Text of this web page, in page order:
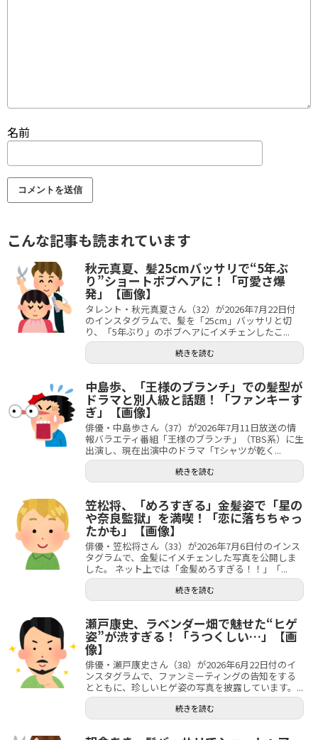
名前
こんな記事も読まれています
秋元真夏、髪25cmバッサリで“5年ぶ
り”ショートボブヘアに！「可愛さ爆
発」【画像】
タレント・秋元真夏さん（32）が2026年7月22日付
のインスタグラムで、髪を「25cm」バッサリと切
り、「5年ぶり」のボブヘアにイメチェンしたこ...
続きを読む
中島歩、「王様のブランチ」での髪型が
ドラマと別人級と話題！「ファンキーす
ぎ」【画像】
俳優・中島歩さん（37）が2026年7月11日放送の情
報バラエティ番組「王様のブランチ」（TBS系）に生
出演し、現在出演中のドラマ「Tシャツが乾く...
続きを読む
笠松将、「めろすぎる」金髪姿で「星の
や奈良監獄」を満喫！「恋に落ちちゃっ
たかも」【画像】
俳優・笠松将さん（33）が2026年7月6日付のインス
タグラムで、金髪にイメチェンした写真を公開しま
した。 ネット上では「金髪めろすぎる！！」「...
続きを読む
瀬戸康史、ラベンダー畑で魅せた“ヒゲ
姿”が渋すぎる！「うつくしい…」【画
像】
俳優・瀬戸康史さん（38）が2026年6月22日付のイ
ンスタグラムで、ファンミーティングの告知をする
とともに、珍しいヒゲ姿の写真を披露しています。...
続きを読む